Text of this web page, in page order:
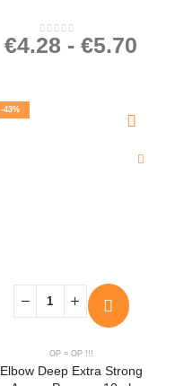
0out of 5
€4.28 - €5.70
-43%
OP = OP !!!
Elbow Deep Extra Strong